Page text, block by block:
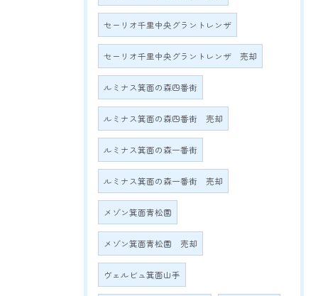
セーリオ千里中央グラントレンザ
セーリオ千里中央グラントレンザ 売却
ルミナス箕面の森四番街
ルミナス箕面の森四番街 売却
ルミナス箕面の森一番街
ルミナス箕面の森一番街 売却
メゾン箕面青松園
メゾン箕面青松園 売却
ヴェルビュ箕面山手